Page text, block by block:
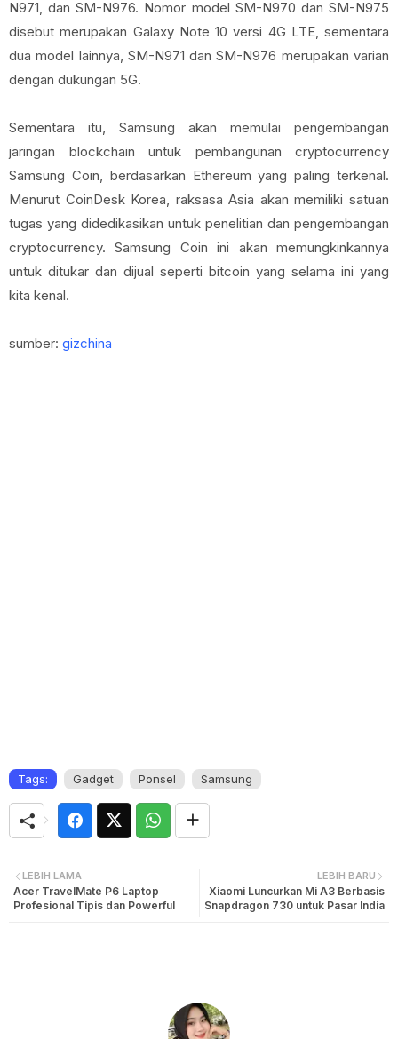
N971, dan SM-N976. Nomor model SM-N970 dan SM-N975
disebut merupakan Galaxy Note 10 versi 4G LTE, sementara
dua model lainnya, SM-N971 dan SM-N976 merupakan varian
dengan dukungan 5G.
Sementara itu, Samsung akan memulai pengembangan
jaringan blockchain untuk pembangunan cryptocurrency
Samsung Coin, berdasarkan Ethereum yang paling terkenal.
Menurut CoinDesk Korea, raksasa Asia akan memiliki satuan
tugas yang didedikasikan untuk penelitian dan pengembangan
cryptocurrency. Samsung Coin ini akan memungkinkannya
untuk ditukar dan dijual seperti bitcoin yang selama ini yang
kita kenal.
sumber: gizchina
Tags: Gadget Ponsel Samsung
LEBIH BARU
Xiaomi Luncurkan Mi A3 Berbasis
Snapdragon 730 untuk Pasar India
LEBIH LAMA
Acer TravelMate P6 Laptop
Profesional Tipis dan Powerful